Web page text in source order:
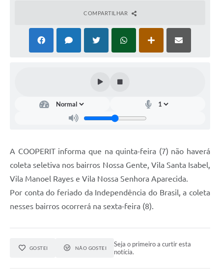
COMPARTILHAR
A COOPERIT informa que na quinta-feira (7) não haverá
coleta seletiva nos bairros Nossa Gente, Vila Santa Isabel,
Vila Manoel Rayes e Vila Nossa Senhora Aparecida.
Por conta do feriado da Independência do Brasil, a coleta
nesses bairros ocorrerá na sexta-feira (8).
GOSTEI NÃO GOSTEI
Seja o primeiro a curtir esta
notícia.